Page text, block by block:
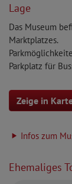
Lage
Das Museum
Marktplatzes.
Parkplatz für
Zeige in
Infos zum
Ehemaliges